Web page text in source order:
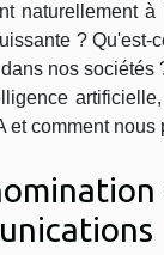
naturellement
? Qu'est-
nos
comment nous